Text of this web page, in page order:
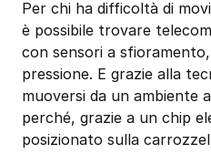
Per chi ha difficoltà di
è possibile trovare
con sensori a
pressione. E grazie alla
muoversi da un ambiente
perché, grazie a un chip
posizionato sulla